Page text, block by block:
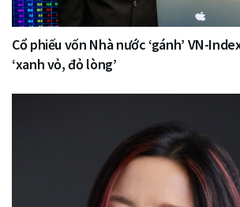
Cổ phiếu vốn Nhà nước ‘gánh’ VN-
‘xanh vỏ, đỏ lòng’